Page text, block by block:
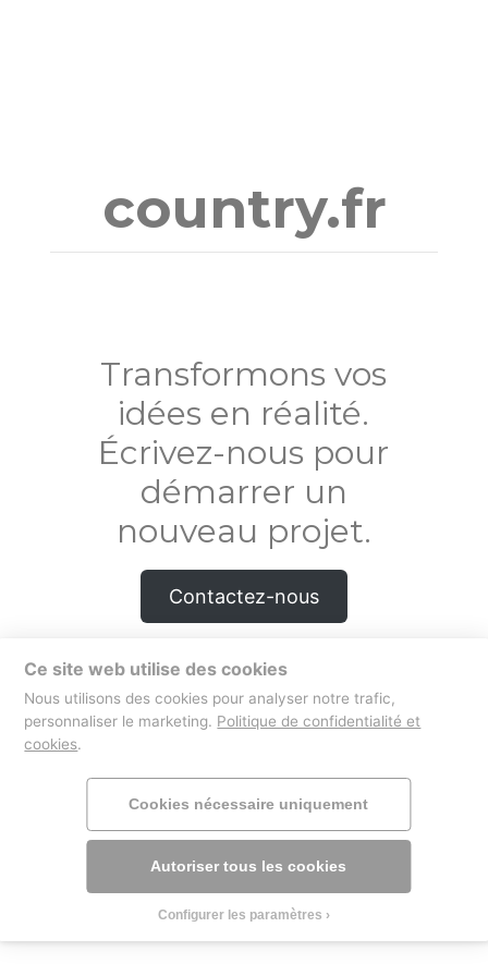
country.fr
Transformons vos
idées en réalité.
Écrivez-nous pour
démarrer un
nouveau projet.
Contactez-nous
boutique mentions légales
Ce site web utilise des cookies
Nous utilisons des cookies pour analyser notre trafic,
personnaliser le marketing. Politique de confidentialité et
cookies.
Cookies nécessaire uniquement
Autoriser tous les cookies
Configurer les paramètres